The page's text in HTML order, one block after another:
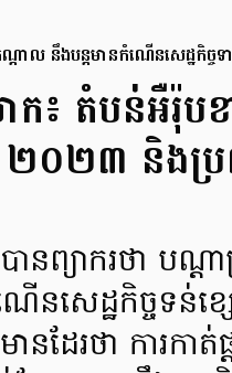
ល នឹងបន្តមានកំណើនសេដ្ឋកិច្ចទ
ក៖ តំបន់អឺរ៉ុ
០២៣ និងប្រ
នព្យាករថា ប
ើនសេដ្ឋកិច្ចទន់
ដែរថា ការកា